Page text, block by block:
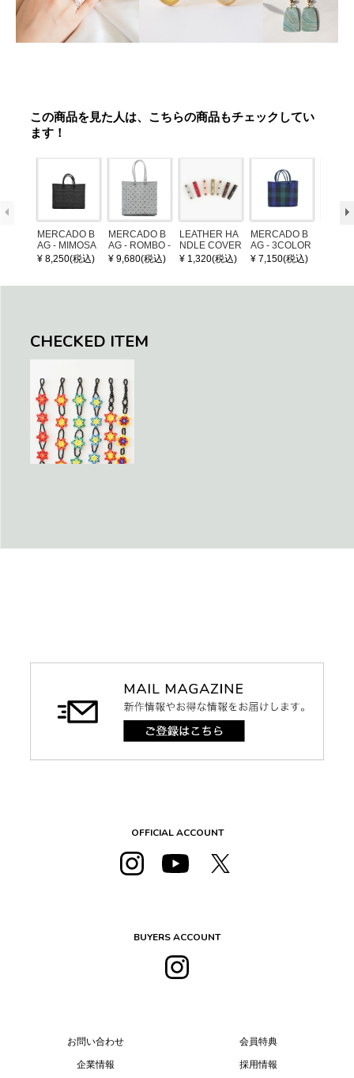
この商品を見た人は、こちらの商品もチェックしてい
ます！
MERCADO B
AG - MIMOSA
- Black (SHOR
T S)
¥ 8,250(税込)
MERCADO B
AG - ROMBO -
LONG HANDL
E - Silver / Whi
¥ 9,680(税込)
LEATHER HA
NDLE COVER
¥ 1,320(税込)
MERCADO B
AG - 3COLOR
S CHECK - Bl
ack / Dark Gre
¥ 7,150(税込)
CHECKED ITEM
OFFICIAL ACCOUNT
BUYERS ACCOUNT
お問い合わせ
企業情報
会員特典
採用情報